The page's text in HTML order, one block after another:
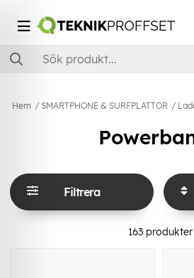
Hem SMARTPHONE & SURFPLATTOR
Filtrera
163produkter